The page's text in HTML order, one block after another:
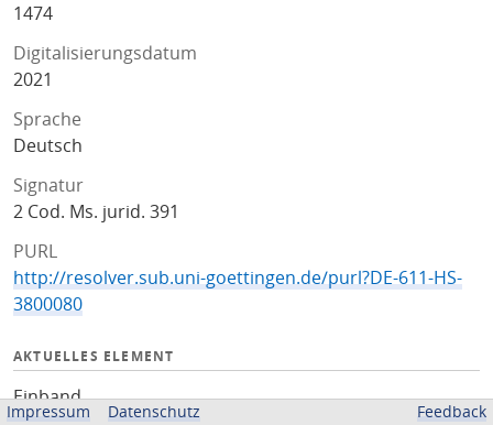
1474
Digitalisierungsdatum
2021
Sprache
Deutsch
Signatur
2 Cod. Ms. jurid. 391
PURL
http://resolver.sub.uni-goettingen.de/purl?DE-611-HS-
3800080
AKTUELLES ELEMENT
Einband
Impressum Datenschutz Feedback